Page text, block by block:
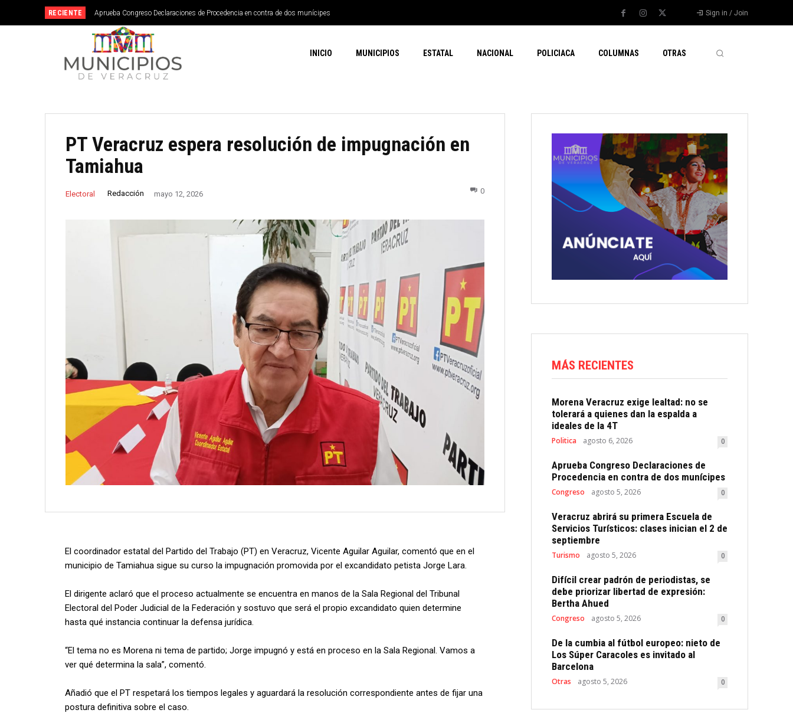
RECIENTE Aprueba Congreso Declaraciones de Procedencia en contra de dos munícipes Sign in / Join
INICIO MUNICIPIOS ESTATAL NACIONAL POLICIACA COLUMNAS OTRAS
PT Veracruz espera resolución de impugnación en
Tamiahua
Electoral Redacción mayo 12, 2026 0
El coordinador estatal del Partido del Trabajo (PT) en Veracruz, Vicente Aguilar Aguilar, comentó que en el
municipio de Tamiahua sigue su curso la impugnación promovida por el excandidato petista Jorge Lara.
El dirigente aclaró que el proceso actualmente se encuentra en manos de la Sala Regional del Tribunal
Electoral del Poder Judicial de la Federación y sostuvo que será el propio excandidato quien determine
hasta qué instancia continuar la defensa jurídica.
“El tema no es Morena ni tema de partido; Jorge impugnó y está en proceso en la Sala Regional. Vamos a
ver qué determina la sala”, comentó.
Añadió que el PT respetará los tiempos legales y aguardará la resolución correspondiente antes de fijar una
postura definitiva sobre el caso.
MÁS RECIENTES
Morena Veracruz exige lealtad: no se
tolerará a quienes dan la espalda a
ideales de la 4T
Politica agosto 6, 2026 0
Aprueba Congreso Declaraciones de
Procedencia en contra de dos munícipes
Congreso agosto 5, 2026 0
Veracruz abrirá su primera Escuela de
Servicios Turísticos: clases inician el 2 de
septiembre
Turismo agosto 5, 2026 0
Difícil crear padrón de periodistas, se
debe priorizar libertad de expresión:
Bertha Ahued
Congreso agosto 5, 2026 0
De la cumbia al fútbol europeo: nieto de
Los Súper Caracoles es invitado al
Barcelona
Otras agosto 5, 2026 0